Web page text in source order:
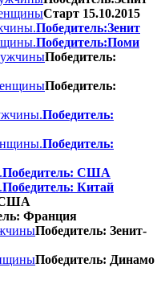
Старт 15.10.2015
Победитель:Зенит
Победитель:Поми
Победитель:
Победитель:
Победитель:
Победитель:
Победитель: США
Победитель: Китай
США
Франция
Победитель: Зенит-
Победитель: Динамо